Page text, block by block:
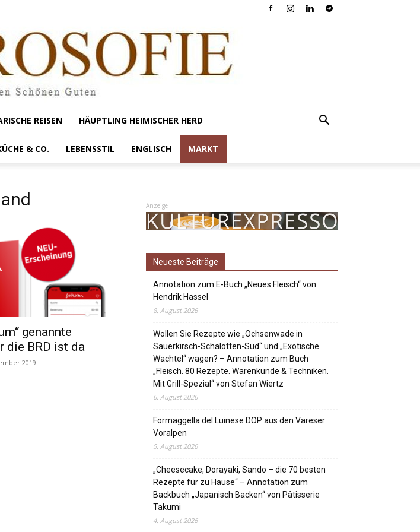
Gastrosofie
REISEN HÄUPTLING HEIMISCHER HERD
& CO. LEBENSSTIL ENGLISCH MARKT
genannte
die BRD ist da
2019
Anzeige
Neueste Beiträge
Annotation zum E-Buch „Neues Fleisch“ von
Hendrik Hassel
8. August 2026
Wollen Sie Rezepte wie „Ochsenwade in
Sauerkirsch-Schalotten-Sud“ und „Exotische
Wachtel“ wagen? – Annotation zum Buch
„Fleisch. 80 Rezepte. Warenkunde & Techniken.
Mit Grill-Spezial“ von Stefan Wiertz
6. August 2026
Formaggella del Luinese DOP aus den Vareser
Voralpen
5. August 2026
„Cheesecake, Dorayaki, Sando – die 70 besten
Rezepte für zu Hause“ – Annotation zum
Backbuch „Japanisch Backen“ von Pâtisserie
Takumi
4. August 2026